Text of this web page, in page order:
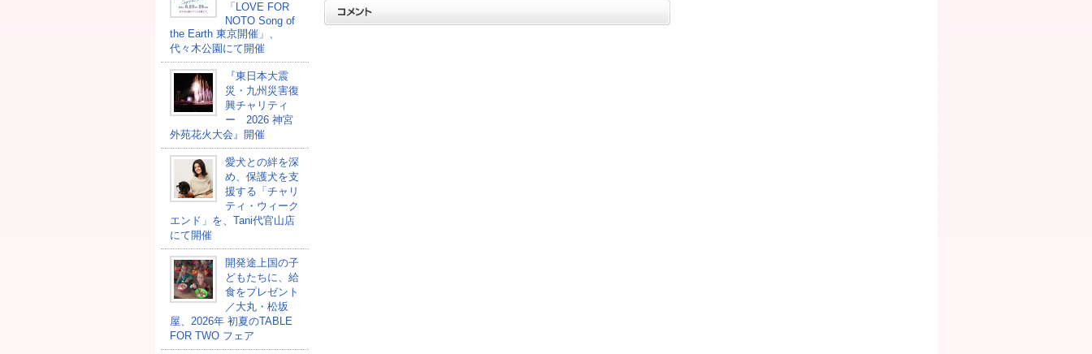
「LOVE FOR
NOTO Song of
the Earth 東京開催」、
代々木公園にて開催
『東日本大震
災・九州災害復
興チャリティ
ー 2026 神宮
外苑花火大会』開催
愛犬との絆を深
め、保護犬を支
援する「チャリ
ティ・ウィーク
エンド」を、Tani代官山店
にて開催
開発途上国の⼦
どもたちに、給
⾷をプレゼント
／大丸・松坂
屋、2026年 初夏のTABLE
FOR TWO フェア